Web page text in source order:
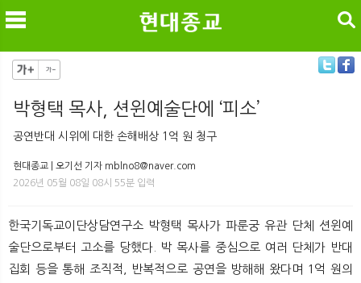
메
검색
박형택 목사, 션윈예술단에 ‘피소’
공연반대 시위에 대한 손해배상 1억 원 청구
현대종교 | 오기선 기자 mblno8@naver.com
2026년 05월 08일 08시 55분 입력
한국기독교이단상담연구소 박형택 목사가 파룬궁 유관 단체 션윈예
술단으로부터 고소를 당했다. 박 목사를 중심으로 여러 단체가 반대
집회 등을 통해 조직적, 반복적으로 공연을 방해해 왔다며 1억 원의